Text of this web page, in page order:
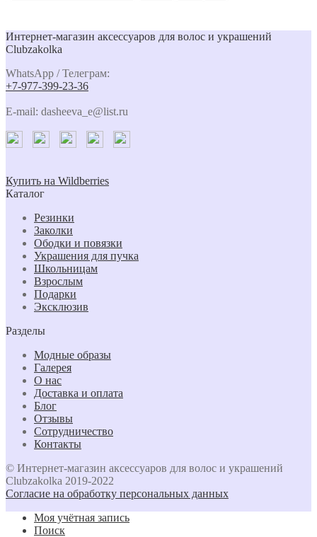
Интернет-магазин аксессуаров для волос и украшений
Clubzakolka
WhatsApp / Телеграм:
+7-977-399-23-36
E-mail: dasheeva_e@list.ru
Купить на Wildberries
Каталог
Резинки
Заколки
Ободки и повязки
Украшения для пучка
Школьницам
Взрослым
Подарки
Эксклюзив
Разделы
Модные образы
Галерея
О нас
Доставка и оплата
Блог
Отзывы
Сотрудничество
Контакты
© Интернет-магазин аксессуаров для волос и украшений
Clubzakolka 2019-2022
Согласие на обработку персональных данных
Моя учётная запись
Поиск